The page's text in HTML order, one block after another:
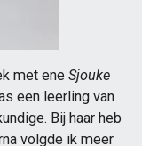
met ene Sjouke
een leerling van
Bij haar heb
volgde ik meer